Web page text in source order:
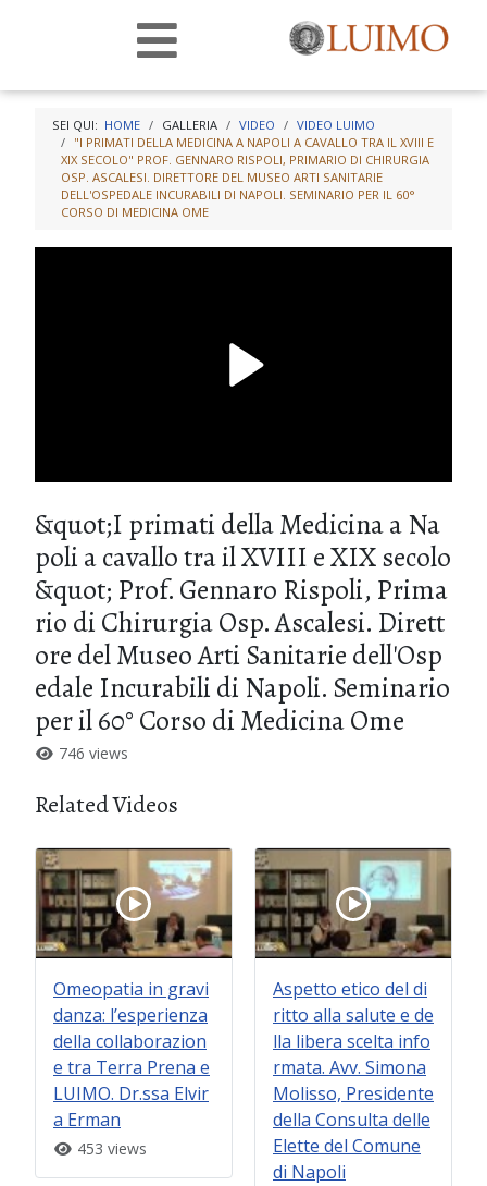
SEI QUI: HOME GALLERIA VIDEO
VIDEO LUIMO
"I PRIMATI DELLA MEDICINA A NAPOLI A CAVALLO TRA IL XVIII E
XIX SECOLO" PROF. GENNARO RISPOLI, PRIMARIO DI CHIRURGIA
OSP. ASCALESI. DIRETTORE DEL MUSEO ARTI SANITARIE
DELL'OSPEDALE INCURABILI DI NAPOLI. SEMINARIO PER IL 60°
CORSO DI MEDICINA OME
&quot;I primati della Medicina a Na
poli a cavallo tra il XVIII e XIX secolo
&quot; Prof. Gennaro Rispoli, Prima
rio di Chirurgia Osp. Ascalesi. Dirett
ore del Museo Arti Sanitarie dell'Osp
edale Incurabili di Napoli. Seminario
per il 60° Corso di Medicina Ome
746 views
Related Videos
Omeopatia in gravi
danza: l’esperienza
della collaborazion
e tra Terra Prena e
LUIMO. Dr.ssa Elvir
a Erman
453 views
Aspetto etico del di
ritto alla salute e de
lla libera scelta info
rmata. Avv. Simona
Molisso, Presidente
della Consulta delle
Elette del Comune
di Napoli